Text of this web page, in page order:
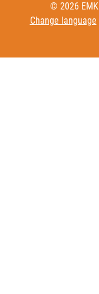
© 2026 EMK
Change language